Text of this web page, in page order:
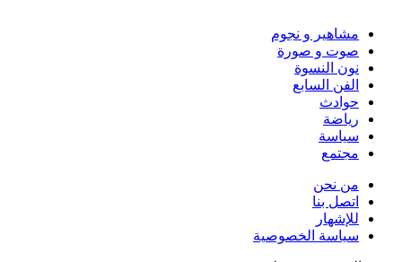
مشاهير و نجوم
صوت و صورة
نون النسوة
الفن السابع
حوادث
رياضة
سياسة
مجتمع
من نحن
اتصل بنا
للإشهار
سياسة الخصوصية